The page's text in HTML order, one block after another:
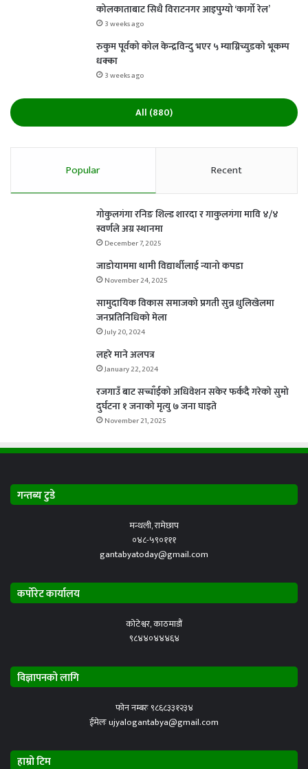
कोलकाताबाट सिधै विराटनगर आइपुग्यो ‘कार्गो रेल’
3 weeks ago
रुकुम पूर्वको कोल केन्द्रविन्दु भएर ५ म्याग्निच्युडको भूकम्प
धक्का
3 weeks ago
All (880)
Popular Recent
गोकुलगंगा रनिङ शिल्ड शारदा र गाकुलगंगा मावि ४/४
स्वर्णले अग्र स्थानमा
December 7, 2025
जाडोयाममा थामी विद्यार्थीलाई न्यानो कपडा
November 24, 2025
सामुदायिक विकास समाजको प्रगती सुन्न धुलिखेलमा
जनप्रतिनिधिको मेला
July 20, 2024
लहरे माने अलपत्र
January 22, 2024
रजगाउँ बाट सच्चाँईको अधिवेशन सकेर फर्कदै गरेको सुमो
दुर्घटना १ जनाको मृत्यु ७ जना घाइते
November 21, 2025
गन्तब्य टुडे
मन्थली, रामेछाप
०४८-५९०१११
gantabyatoday@gmail.com
कर्पोरेट कार्यालय
कोटेश्वर, काठमाडौं
९८४४०४४४६४
विज्ञापनको लागि
फोन नम्बरः ९८६८३३१२३४
ईमेलः ujyalogantabya@gmail.com
हाम्रो टिम